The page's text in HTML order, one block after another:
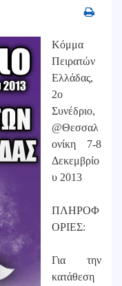
Κόμμα
Πειρατών
Ελλάδας,
2ο
Συνέδριο,
@Θεσσαλ
ονίκη 7-8
Δεκεμβρίο
υ 2013
ΠΛΗΡΟΦ
ΟΡΙΕΣ:
Για την
κατάθεση